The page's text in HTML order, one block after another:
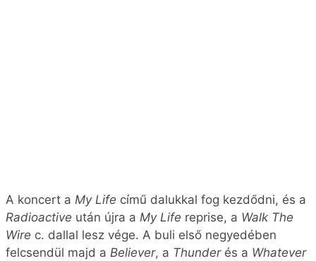
A koncert a My Life című dalukkal fog kezdődni, és a
Radioactive után újra a My Life reprise, a Walk The
Wire c. dallal lesz vége. A buli első negyedében
felcsendül majd a Believer, a Thunderés a Whatever